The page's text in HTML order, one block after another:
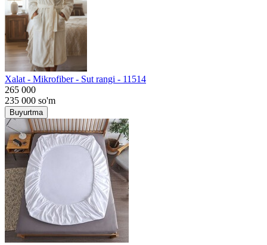
Хalat - Mikrofiber - Sut rangi - 11514
265 000
235 000 so'm
Buyurtma